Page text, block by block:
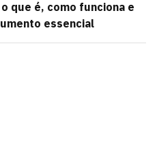
que é, como funciona e
essencial